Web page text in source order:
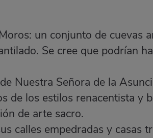
un conjunto de cuevas
Se cree que podrían
Nuestra Señora de la
de los estilos renacentista y
de arte sacro.
calles empedradas y casas